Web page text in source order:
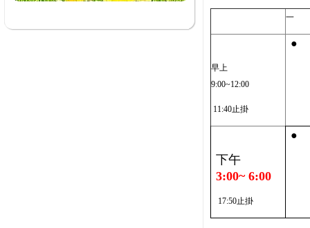
一
早上
9:00~12:00
11:40止掛
●
下午
3:00~ 6:00
17:50止掛
●